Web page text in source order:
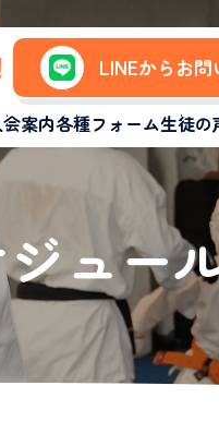
案内各種フォーム生徒の
LINEからお
ュー